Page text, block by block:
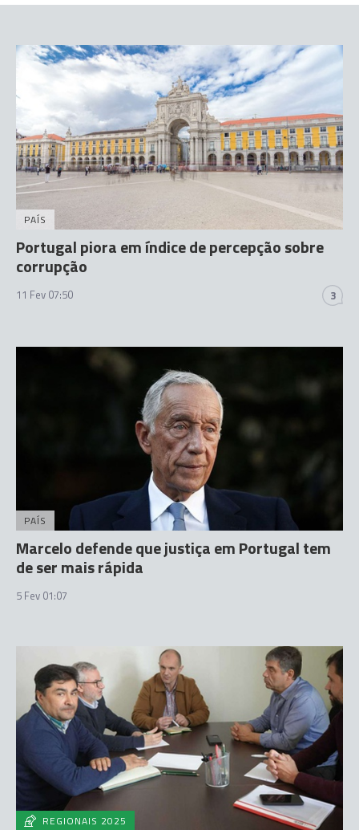
PAÍS
Portugal piora em índice de percepção sobre
corrupção
11 Fev 07:50 3
PAÍS
Marcelo defende que justiça em Portugal tem
de ser mais rápida
5 Fev 01:07
REGIONAIS 2025